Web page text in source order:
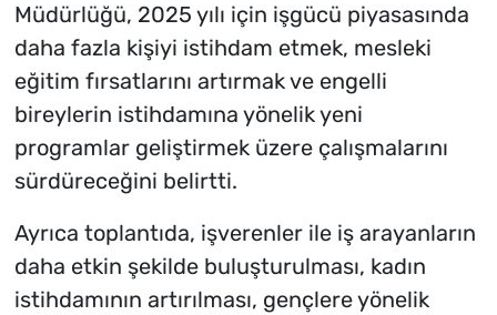
Müdürlüğü, 2025 yılı için işgücü piyasasında
daha fazla kişiyi istihdam etmek, mesleki
eğitim fırsatlarını artırmak ve engelli
bireylerin istihdamına yönelik yeni
programlar geliştirmek üzere çalışmalarını
sürdüreceğini belirtti.
Ayrıca toplantıda, işverenler ile iş arayanların
daha etkin şekilde buluşturulması, kadın
istihdamının artırılması, gençlere yönelik